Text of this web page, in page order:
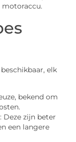
motoraccu.
elk
bekend om
Deze zijn beter
een langere